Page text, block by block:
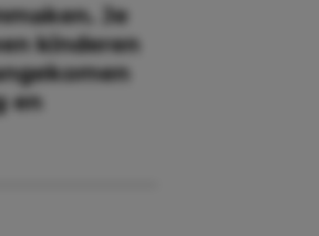
Je
kinderen
en